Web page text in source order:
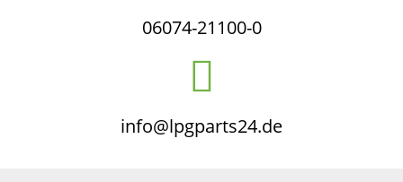
06074-21100-0
info@lpgparts24.de